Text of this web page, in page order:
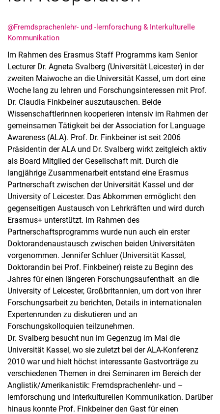
@Fremdsprachenlehr- und -lernforschung & Interkulturelle
Kommunikation
Im Rahmen des Erasmus Staff Programms kam Senior
Lecturer Dr. Agneta Svalberg (Universität Leicester) in der
zweiten Maiwoche an die Universität Kassel, um dort eine
Woche lang zu lehren und Forschungsinteressen mit Prof.
Dr. Claudia Finkbeiner auszutauschen. Beide
Wissenschaftlerinnen kooperieren intensiv im Rahmen der
gemeinsamen Tätigkeit bei der Association for Language
Awareness (ALA). Prof. Dr. Finkbeiner ist seit 2006
Präsidentin der ALA und Dr. Svalberg wirkt zeitgleich aktiv
als Board Mitglied der Gesellschaft mit. Durch die
langjährige Zusammenarbeit entstand eine Erasmus
Partnerschaft zwischen der Universität Kassel und der
University of Leicester. Das Abkommen ermöglicht den
gegenseitigen Austausch von Lehrkräften und wird durch
Erasmus+ unterstützt. Im Rahmen des
Partnerschaftsprogramms wurde nun auch ein erster
Doktorandenaustausch zwischen beiden Universitäten
vorgenommen. Jennifer Schluer (Universität Kassel,
Doktorandin bei Prof. Finkbeiner) reiste zu Beginn des
Jahres für einen längeren Forschungsaufenthalt an die
University of Leicester, Großbritannien, um dort von ihrer
Forschungsarbeit zu berichten, Details in internationalen
Expertenrunden zu diskutieren und an
Forschungskolloquien teilzunehmen.
Dr. Svalberg besucht nun im Gegenzug im Mai die
Universität Kassel, wo sie zuletzt bei der ALA-Konferenz
2010 war und hielt höchst interessante Gastvorträge zu
verschiedenen Themen in drei Seminaren im Bereich der
Anglistik/Amerikanistik: Fremdsprachenlehr- und –
lernforschung und Interkulturellen Kommunikation. Darüber
hinaus konnte Prof. Finkbeiner den Gast für einen